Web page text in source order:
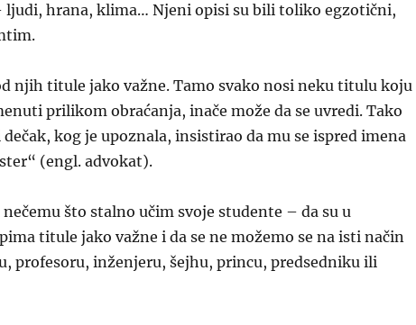
ljudi, hrana, klima… Njeni opisi su bili toliko egzotični,
njih titule jako važne. Tamo svako nosi neku titulu koju
prilikom obraćanja, inače može da se uvredi. Tako
kog je upoznala, insistirao da mu se ispred imena
(engl. advokat).
nečemu što stalno učim svoje studente – da su u
titule jako važne i da se ne možemo se na isti način
profesoru, inženjeru, šejhu, princu, predsedniku ili